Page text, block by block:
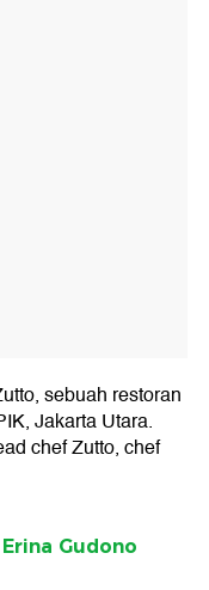
sebuah restoran
Jakarta Utara.
chef Zutto, chef
Gudono